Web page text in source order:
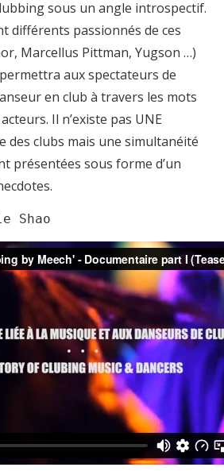
sous un angle introspectif.
différents passionnés de ces
Marcellus Pittman, Yugson …)
aux spectateurs de
en club à travers les mots
Il n’existe pas UNE
des clubs mais une simultanéité
présentées sous forme d’un
Shao